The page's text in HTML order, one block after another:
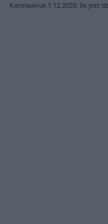
Koronawirus 1.12.2020: Ile jest